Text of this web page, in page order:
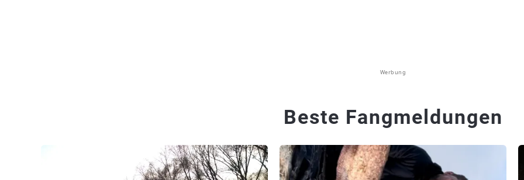
Werbung
Beste Fangmeldungen